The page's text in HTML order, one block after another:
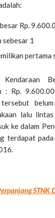
Rp.
1
pertama
Kendaraan
: Rp.
lalu
ke dalam
terdapat
STNK